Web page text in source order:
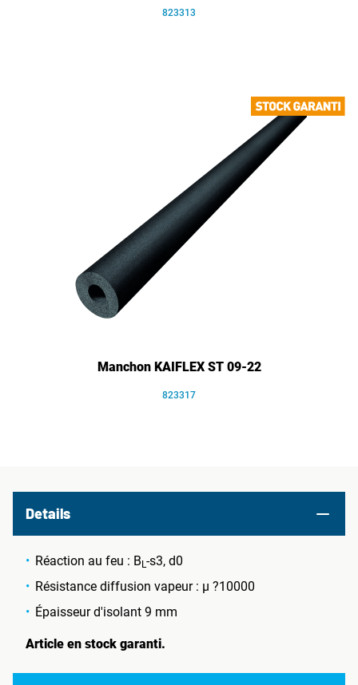
823313
Manchon KAIFLEX ST 09-22
823317
Details
Réaction au feu : B L-s3, d0
Résistance diffusion vapeur : µ ?10000
Épaisseur d'isolant 9 mm
Article en stock garanti.